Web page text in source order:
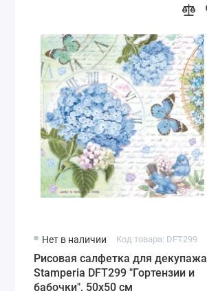
Нет в наличии Код товара: DFT299
Рисовая салфетка для декупажа
Stamperia DFT299 "Гортензии и
бабочки", 50х50 см